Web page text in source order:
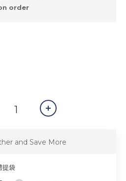
on order
and Save More
提袋